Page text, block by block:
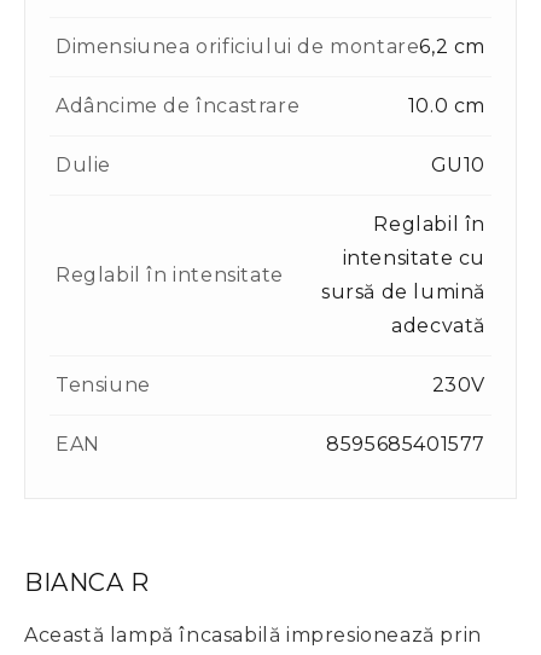
BIANCA R
Această lampă încasabilă impresionează prin
Dimensiunea orificiului de montare6,2 cm
Adâncime de încastrare 10.0 cm
Dulie GU10
Reglabil în intensitate
Reglabil în
intensitate cu
sursă de lumină
adecvată
Tensiune 230V
EAN 8595685401577